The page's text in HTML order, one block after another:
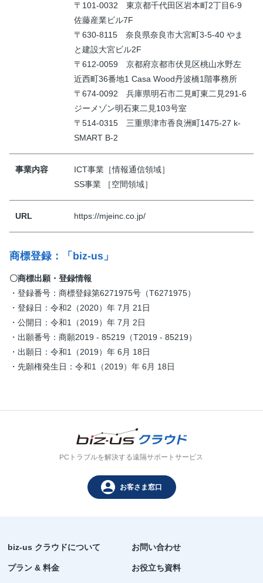
〒101-0032 東京都千代田区岩本町2丁目6-9
佐藤産業ビル7F
〒630-8115 奈良県奈良市大宮町3-5-40 やま
と建設大宮ビル2F
〒612-0059 京都府京都市伏見区桃山水野左
近西町36番地1 Casa Wood丹波橋1階事務所
〒674-0092 兵庫県明石市二見町東二見291-6
ジーメゾン明石東二見103号室
〒514-0315 三重県津市香良洲町1475-27 k-
SMART B-2
事業内容
ICT事業［情報通信領域］
SS事業 ［空間領域］
URL https://mjeinc.co.jp/
商標登録：「biz-us」
〇商標出願・登録情報
・登録番号：商標登録第6271975号（T6271975）
・登録日：令和2（2020）年 7月 21日
・公開日：令和1（2019）年 7月 2日
・出願番号：商願2019 - 85219（T2019 - 85219）
・出願日：令和1（2019）年 6月 18日
・先願権発生日：令和1（2019）年 6月 18日
PCトラブルを解決する遠隔サポートサービス
person お客さま窓口
biz-us クラウドについて
プラン & 料金
お問い合わせ
お役立ち資料